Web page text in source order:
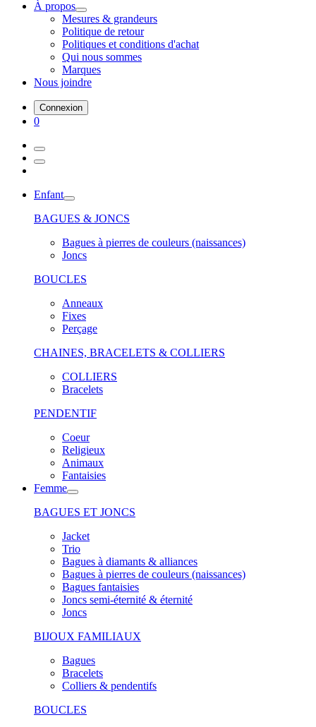
À propos
Mesures & grandeurs
Politique de retour
Politiques et conditions d'achat
Qui nous sommes
Marques
Nous joindre
Connexion
0
Enfant
BAGUES & JONCS
Bagues à pierres de couleurs (naissances)
Joncs
BOUCLES
Anneaux
Fixes
Perçage
CHAINES, BRACELETS & COLLIERS
COLLIERS
Bracelets
PENDENTIF
Coeur
Religieux
Animaux
Fantaisies
Femme
BAGUES ET JONCS
Jacket
Trio
Bagues à diamants & alliances
Bagues à pierres de couleurs (naissances)
Bagues fantaisies
Joncs semi-éternité & éternité
Joncs
BIJOUX FAMILIAUX
Bagues
Bracelets
Colliers & pendentifs
BOUCLES